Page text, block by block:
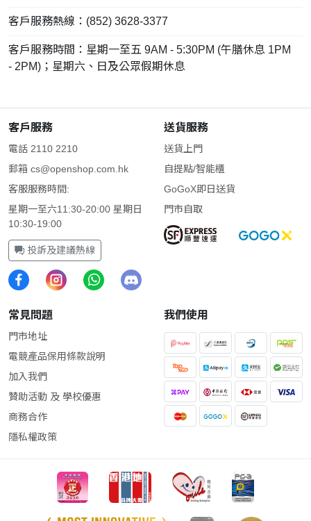
客戶服務熱線：(852) 3628-3377
客戶服務時間：星期一至五 9AM - 5:30PM (午膳休息 1PM
- 2PM)；星期六、日及公眾假期休息
客戶服務
電話 2110 2210
郵箱 cs@openshop.com.hk
客服服務時間:
星期一至六11:30-20:00 星期日
10:30-19:00
投訴及建議熱線
送貨服務
送貨上門
自提點/智能櫃
GoGoX即日送貨
門市自取
常見問題
門市地址
電競產品保用條款說明
加入我們
贊助活動 及 學校優惠
商務合作
隱私權政策
我們使用